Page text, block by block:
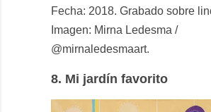
Fecha: 2018. Grabado sobre
Imagen: Mirna Ledesma /
@mirnaledesmaart.
8. Mi jardín favorito